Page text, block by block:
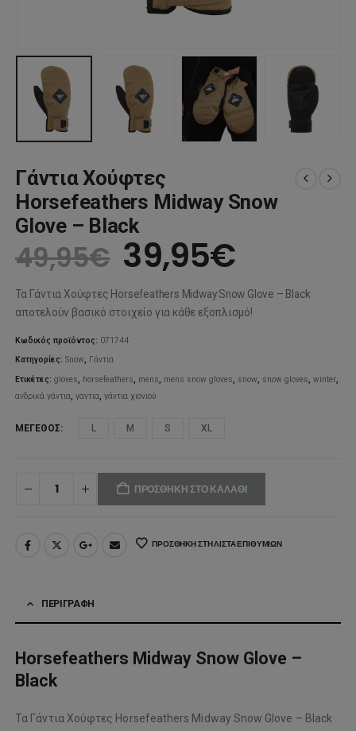
Γάντια Χούφτες
Horsefeathers Midway Snow
Glove – Black
49,95€ Original
price
was:
49,95€.
39,95€Η
τιμή
39,95€.
Τα Γάντια Χούφτες Horsefeathers Midway Snow Glove – Black
αποτελούν βασικό στοιχείο για κάθε εξοπλισμό!
Κωδικός προϊόντος: 071744
Κατηγορίες:Snow, Γάντια
Ετικέτες:gloves, horsefeathers, mens, mens snow gloves, snow, snow gloves,winter,
ανδρικά γάντια,γαντια,γάντια χιονιού
ΜΈΓΕΘΟΣ L M S XL
ΠΡΟΣΘΉΚΗ ΣΤΟ ΚΑΛΆΘΙ
ΠΡΟΣΘΉΚΗ ΣΤΗ ΛΊΣΤΑ ΕΠΙΘΥΜΙΏΝ
ΠΕΡΙΓΡΑΦΉ
Horsefeathers Midway Snow Glove –
Black
Τα Γάντια Χούφτες Horsefeathers Midway Snow Glove – Black